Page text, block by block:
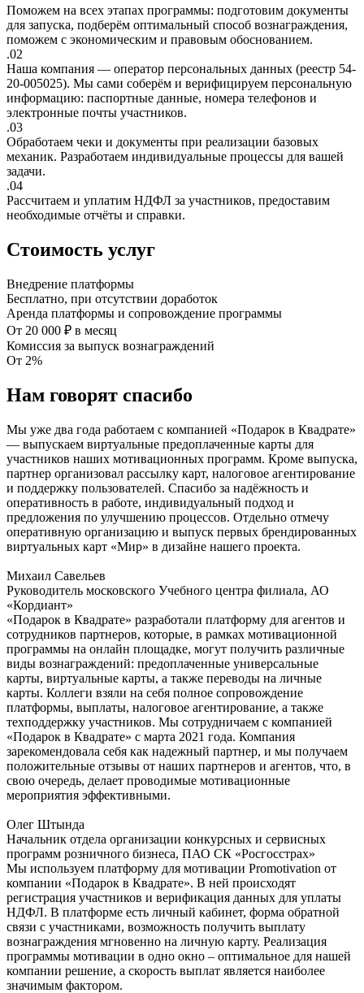
Поможем на всех этапах программы: подготовим документы
для запуска, подберём оптимальный способ вознаграждения,
поможем с экономическим и правовым обоснованием.
.02
Наша компания — оператор персональных данных (реестр 54-
20-005025). Мы сами соберём и верифицируем персональную
информацию: паспортные данные, номера телефонов и
электронные почты участников.
.03
Обработаем чеки и документы при реализации базовых
механик. Разработаем индивидуальные процессы для вашей
задачи.
.04
Рассчитаем и уплатим НДФЛ за участников, предоставим
необходимые отчёты и справки.
Стоимость услуг
Внедрение платформы
Бесплатно, при отсутствии доработок
Аренда платформы и сопровождение программы
От 20 000 ₽ в месяц
Комиссия за выпуск вознаграждений
От 2%
Нам говорят спасибо
Мы уже два года работаем с компанией «Подарок в Квадрате»
— выпускаем виртуальные предоплаченные карты для
участников наших мотивационных программ. Кроме выпуска,
партнер организовал рассылку карт, налоговое агентирование
и поддержку пользователей. Спасибо за надёжность и
оперативность в работе, индивидуальный подход и
предложения по улучшению процессов. Отдельно отмечу
оперативную организацию и выпуск первых брендированных
виртуальных карт «Мир» в дизайне нашего проекта.
Михаил Савельев
Руководитель московского Учебного центра филиала, АО
«Кордиант»
«Подарок в Квадрате» разработали платформу для агентов и
сотрудников партнеров, которые, в рамках мотивационной
программы на онлайн площадке, могут получить различные
виды вознаграждений: предоплаченные универсальные
карты, виртуальные карты, а также переводы на личные
карты. Коллеги взяли на себя полное сопровождение
платформы, выплаты, налоговое агентирование, а также
техподдержку участников. Мы сотрудничаем с компанией
«Подарок в Квадрате» с марта 2021 года. Компания
зарекомендовала себя как надежный партнер, и мы получаем
положительные отзывы от наших партнеров и агентов, что, в
свою очередь, делает проводимые мотивационные
мероприятия эффективными.
Олег Штында
Начальник отдела организации конкурсных и сервисных
программ розничного бизнеса, ПАО СК «Росгосстрах»
Мы используем платформу для мотивации Promotivation от
компании «Подарок в Квадрате». В ней происходят
регистрация участников и верификация данных для уплаты
НДФЛ. В платформе есть личный кабинет, форма обратной
связи с участниками, возможность получить выплату
вознаграждения мгновенно на личную карту. Реализация
программы мотивации в одно окно – оптимальное для нашей
компании решение, а скорость выплат является наиболее
значимым фактором.